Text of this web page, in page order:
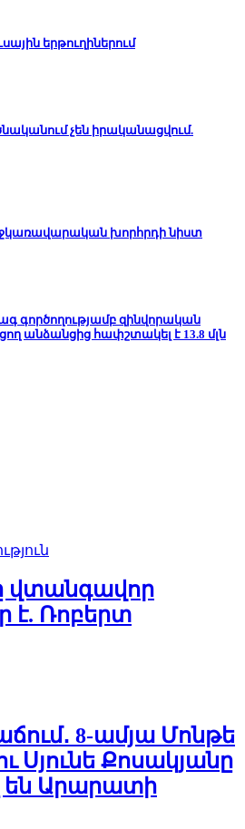
երթուղիներում
չեն իրականացվում.
խորհրդի նիստ
գործողությամբ զինվորական
անձանցից հափշտակել է 13.8 մլն
վտանգավոր
է. Ռոբերտ
8-ամյա Մոնթե
Սյունե Քոսակյանը
են Արարատի